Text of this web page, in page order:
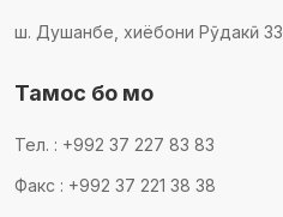
ш. Душанбе, хиёбони Рӯдакӣ 33
Тамос бо мо
Тел. : +992 37 227 83 83
Факс : +992 37 221 38 38